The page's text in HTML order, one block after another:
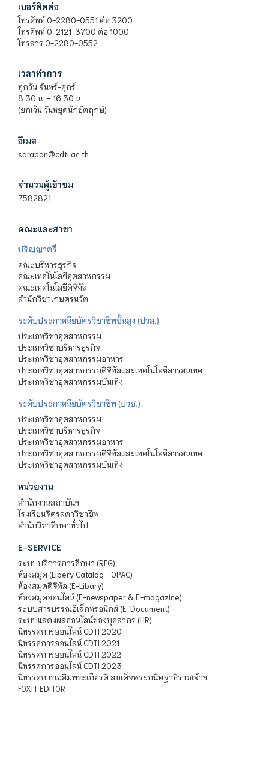
เบอร์ติดต่อ
โทรศัพท์ 0-2280-0551 ต่อ 3200
โทรศัพท์ 0-2121-3700 ต่อ 1000
โทรสาร 0-2280-0552
เวลาทำการ
ทุกวัน จันทร์-ศุกร์
8.30 น. – 16.30 น.
(ยกเว้น วันหยุดนักขัตฤกษ์)
อีเมล
saraban@cdti.ac.th
จำนวนผู้เข้าชม
7582821
คณะและสาขา
ปริญญาตรี
คณะบริหารธุรกิจ
คณะเทคโนโลยีอุตสาหกรรม
คณะเทคโนโลยีดิจิทัล
สำนักวิชาเกษตรนวัต
ระดับประกาศนียบัตรวิชาชีพชั้นสูง (ปวส.)
ประเภทวิชาอุตสาหกรรม
ประเภทวิชาบริหารธุรกิจ
ประเภทวิชาอุตสาหกรรมอาหาร
ประเภทวิชาอุตสาหกรรมดิจิทัลและเทคโนโลยีสารสนเทศ
ประเภทวิชาอุตสาหกรรมบันเทิง
ระดับประกาศนียบัตรวิชาชีพ (ปวช.)
ประเภทวิชาอุตสาหกรรม
ประเภทวิชาบริหารธุรกิจ
ประเภทวิชาอุตสาหกรรมอาหาร
ประเภทวิชาอุตสาหกรรมดิจิทัลและเทคโนโลยีสารสนเทศ
ประเภทวิชาอุตสาหกรรมบันเทิง
หน่วยงาน
สำนักงานสถาบันฯ
โรงเรียนจิตรลดาวิชาชีพ
สำนักวิชาศึกษาทั่วไป
E-SERVICE
ระบบบริการการศึกษา (REG)
ห้องสมุด (Libery Catalog - OPAC)
ห้องสมุดดิจิทัล (E-Libary)
ห้องสมุดออนไลน์ (E-newspaper & E-magazine)
ระบบสารบรรณอิเล็กทรอนิกส์ (E-Document)
ระบบแสดงผลออนไลน์ของบุคลากร (HR)
นิทรรศการออนไลน์ CDTI 2020
นิทรรศการออนไลน์ CDTI 2021
นิทรรศการออนไลน์ CDTI 2022
นิทรรศการออนไลน์ CDTI 2023
นิทรรศการเฉลิมพระเกียรติ สมเด็จพระกนิษฐาธิราชเจ้าฯ
FOXIT EDITOR